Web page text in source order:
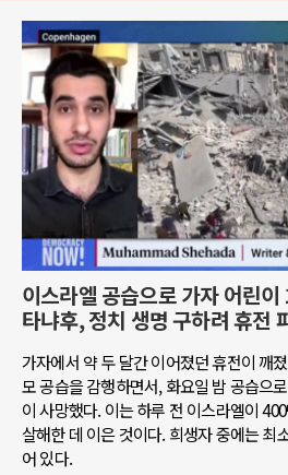
이스라엘 공습으로 가자 어린
타냐후, 정치 생명 구하려 휴전
가자에서 약 두 달간 이어졌던 휴전이 깨
모 공습을 감행하면서, 화요일 밤 공습으
이 사망했다. 이는 하루 전 이스라엘이
살해한 데 이은 것이다. 희생자 중에는 최
어 있다.